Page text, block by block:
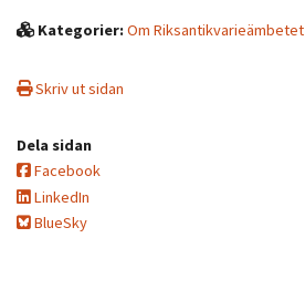
Kategorier:Om Riksantikvarieämbetet
Skriv ut sidan
Dela sidan
Facebook
LinkedIn
BlueSky